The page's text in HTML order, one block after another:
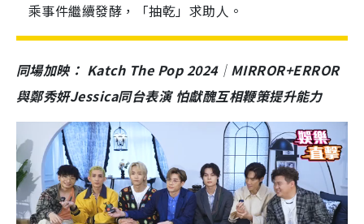
乘事件繼續發酵，「抽乾」求助人。
同場加映： Katch The Pop 2024│MIRROR+ERROR
與鄭秀妍Jessica同台表演 怕獻醜互相鞭策提升能力